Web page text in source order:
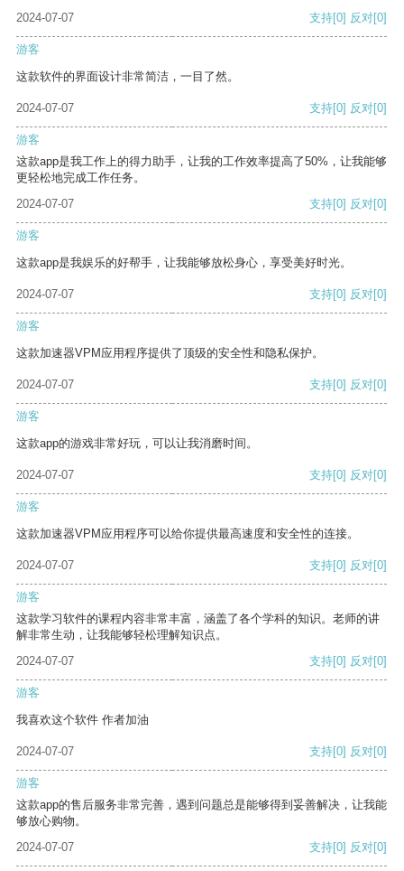
2024-07-07
支持[0] 反对[0]
游客
这款软件的界面设计非常简洁，一目了然。
2024-07-07 支持[0] 反对[0]
游客
这款app是我工作上的得力助手，让我的工作效率提高了50%，让我能够
更轻松地完成工作任务。
2024-07-07
支持[0] 反对[0]
游客
这款app是我娱乐的好帮手，让我能够放松身心，享受美好时光。
2024-07-07 支持[0] 反对[0]
游客
这款加速器VPM应用程序提供了顶级的安全性和隐私保护。
2024-07-07 支持[0] 反对[0]
游客
这款app的游戏非常好玩，可以让我消磨时间。
2024-07-07 支持[0] 反对[0]
游客
这款加速器VPM应用程序可以给你提供最高速度和安全性的连接。
2024-07-07 支持[0] 反对[0]
游客
这款学习软件的课程内容非常丰富，涵盖了各个学科的知识。老师的讲
解非常生动，让我能够轻松理解知识点。
2024-07-07
支持[0] 反对[0]
游客
我喜欢这个软件 作者加油
2024-07-07 支持[0] 反对[0]
游客
这款app的售后服务非常完善，遇到问题总是能够得到妥善解决，让我能
够放心购物。
2024-07-07
支持[0] 反对[0]